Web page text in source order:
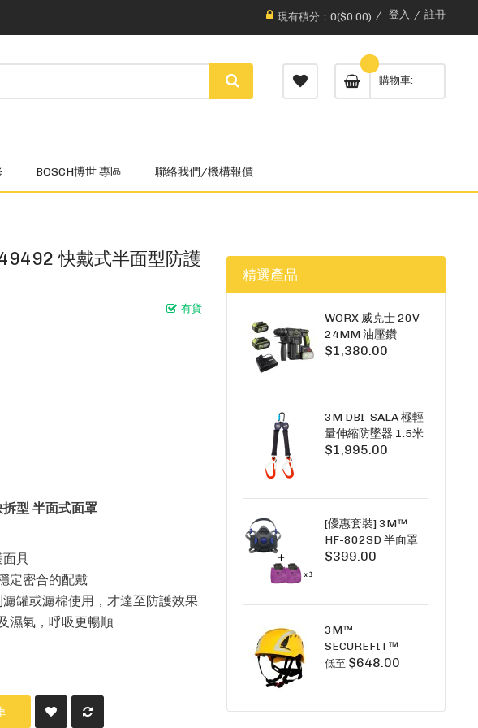
現有積分：0($0.00) 登入 註冊
購物車
BOSCH博世 專區 聯絡我們/機構報價
快戴式半面型防護
有貨
型 半面式面罩
具
定密合的配戴
罐或濾棉使用，才達至防護效果
濕氣，呼吸更暢順
精選產品
WORX 威克士 20V
24MM 油壓鑽
WU385.3（雙5A電
$1,380.00
3M DBI-SALA 極輕
量伸縮防墜器 1.5米
(雙鉤) 3101754
TWINS
$1,995.00
[優惠套裝] 3M™
HF-802SD 半面罩
式呼吸防護面具 +
SECURE CLICK HF-
系列
$399.00
3M™
SECUREFIT™
X5000系列 透氣安
低至 $648.00